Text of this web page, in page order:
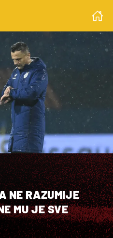
NE RAZUMIJE
MU JE SVE